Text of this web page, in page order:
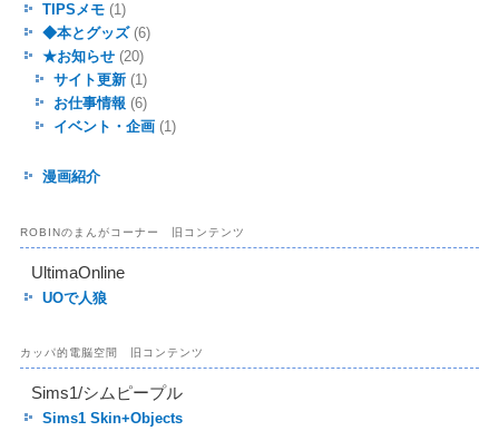
TIPSメモ(1)
◆本とグッズ(6)
★お知らせ(20)
サイト更新(1)
お仕事情報 (6)
イベント・企画(1)
漫画紹介
ROBINのまんがコーナー 旧コンテンツ
UltimaOnline
UOで人狼
カッパ的電脳空間 旧コンテンツ
Sims1/シムピープル
Sims1 Skin+Objects